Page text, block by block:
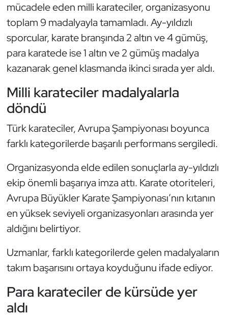
mücadele eden milli karateciler, organizasyonu
toplam 9 madalyayla tamamladı. Ay-yıldızlı
sporcular, karate branşında 2 altın ve 4 gümüş,
para karatede ise 1 altın ve 2 gümüş madalya
kazanarak genel klasmanda ikinci sırada yer aldı.
Milli karateciler madalyalarla
döndü
Türk karateciler, Avrupa Şampiyonası boyunca
farklı kategorilerde başarılı performans sergiledi.
Organizasyonda elde edilen sonuçlarla ay-yıldızlı
ekip önemli başarıya imza attı. Karate otoriteleri,
Avrupa Büyükler Karate Şampiyonası’nın kıtanın
en yüksek seviyeli organizasyonları arasında yer
aldığını belirtiyor.
Uzmanlar, farklı kategorilerde gelen madalyaların
takım başarısını ortaya koyduğunu ifade ediyor.
Para karateciler de kürsüde yer
aldı
Dövüş Sanatı
E-Spor
Eskrim
Futsal
Genel
Golf
Güreş
Halter
Hentbol
İşitme Engelli Sporcular